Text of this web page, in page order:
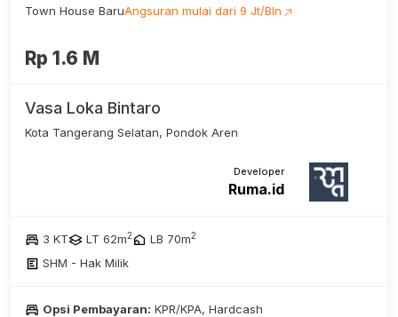
Town House BaruAngsuran mulai dari 9 Jt/Bln
Rp 1.6 M
Vasa Loka Bintaro
Kota Tangerang Selatan, Pondok Aren
Developer
Ruma.id
3 KT LT 62m2 LB 70m2
SHM - Hak Milik
Opsi Pembayaran: KPR/KPA, Hardcash